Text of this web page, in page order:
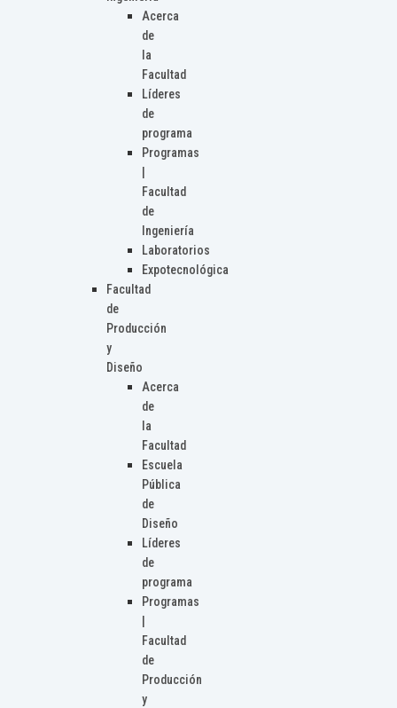
Acerca
de
la
Facultad
Líderes
de
programa
Programas
Facultad
de
Ingeniería
Laboratorios
Expotecnológica
Facultad
de
Producción
y
Diseño
Acerca
de
la
Facultad
Escuela
Pública
de
Diseño
Líderes
de
programa
Programas
Facultad
de
Producción
y